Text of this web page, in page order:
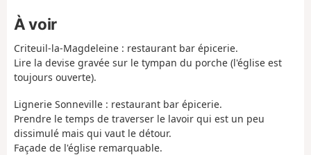
À voir
Criteuil-la-Magdeleine : restaurant bar épicerie.
Lire la devise gravée sur le tympan du porche (l'église est
toujours ouverte).
Lignerie Sonneville : restaurant bar épicerie.
Prendre le temps de traverser le lavoir qui est un peu
dissimulé mais qui vaut le détour.
Façade de l'église remarquable.